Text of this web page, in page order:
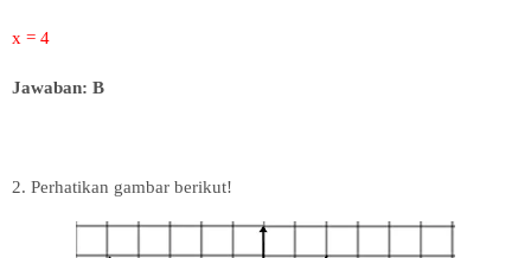
x = 4
Jawaban: B
2. Perhatikan gambar berikut!